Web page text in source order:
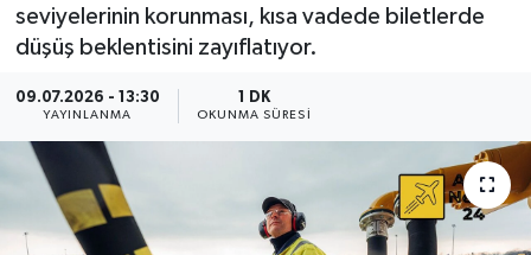
seviyelerinin korunması, kısa vadede biletlerde
düşüş beklentisini zayıflatıyor.
09.07.2026 - 13:30
YAYINLANMA
1 DK
OKUNMA SÜRESI